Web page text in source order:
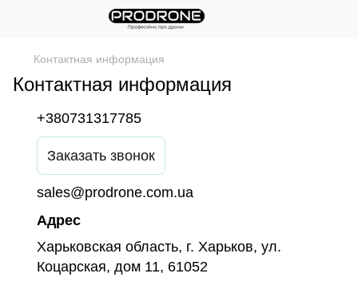
Контактная информация
Контактная информация
+380731317785
Заказать звонок
sales@prodrone.com.ua
Адрес
Харьковская область, г. Харьков, ул.
Коцарская, дом 11, 61052